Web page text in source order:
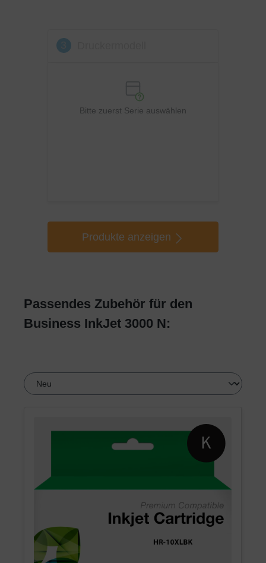
Bitte zuerst Serie auswählen
Produkte anzeigen
Passendes Zubehör für den
Business InkJet 3000 N: